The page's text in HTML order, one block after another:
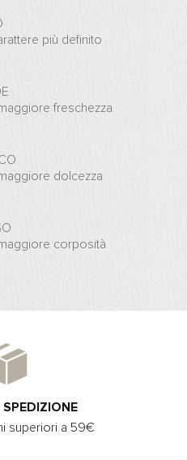
più definito
freschezza
dolcezza
corposità
SPEDIZIONE
superiori a 59€